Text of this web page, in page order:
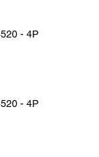
- 4P
- 4P